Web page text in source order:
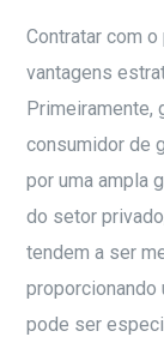
Contratar com
vantagens
Primeiramente,
consumidor de
por uma ampla
do setor
tendem a ser
proporcionando
pode ser